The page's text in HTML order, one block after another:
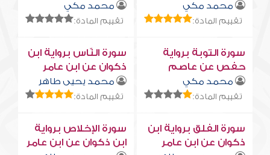
محمد مكي
تقييم المادة:
محمد مكي
تقييم المادة:
سورة التوبة برواية
حفص عن عاصم
محمد مكي
تقييم المادة:
سورة النّاس برواية ابن
ذكوان عن ابن عامر
محمد يحيى طاهر
تقييم المادة:
سورة الفلق برواية ابن
ذكوان عن ابن عامر
سورة الإخلاص برواية
ابن ذكوان عن ابن عامر